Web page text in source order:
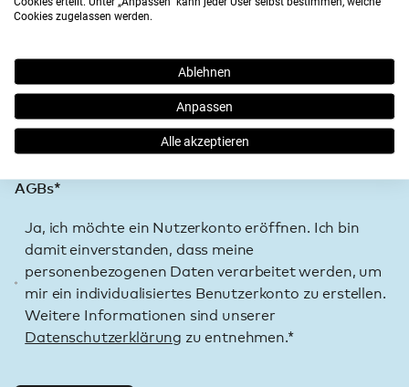
Newsletter widerrufen werden. Weitere
zu entnehmen. Mit meiner Einwilligung bestätige ich
auch, dass ich mindestens 18 Jahre alt bin.
Abonnieren Sie unseren Newsletter und erhalten Sie
automatisch Ihre ersten5 PRO Points.
AGBs*
Ja, ich möchte ein Nutzerkonto eröffnen. Ich bin
damit einverstanden, dass meine
personenbezogenen Daten verarbeitet werden, um
mir ein individualisiertes Benutzerkonto zu erstellen.
Weitere Informationen sind unserer
Datenschutzerklärung zu entnehmen.*
Cookies zugelassen werden.
Ablehnen
Anpassen
Alle akzeptieren